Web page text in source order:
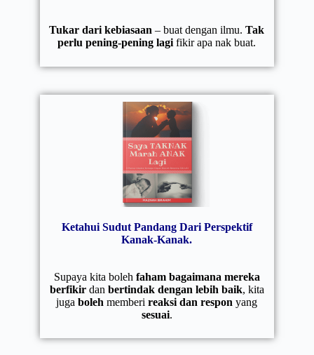
Tukar dari kebiasaan – buat dengan ilmu.Tak
perlu pening-pening lagi fikir apa nak buat.
Ketahui Sudut Pandang Dari Perspektif
Kanak-Kanak.
Supaya kita boleh faham bagaimana mereka
berfikirdan bertindak dengan lebih baik, kita
jugaboleh memberireaksi dan respon yang
sesuai.